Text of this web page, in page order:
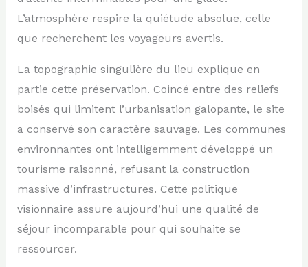
L’atmosphère respire la quiétude absolue, celle
que recherchent les voyageurs avertis.
La topographie singulière du lieu explique en
partie cette préservation. Coincé entre des reliefs
boisés qui limitent l’urbanisation galopante, le site
a conservé son caractère sauvage. Les communes
environnantes ont intelligemment développé un
tourisme raisonné, refusant la construction
massive d’infrastructures. Cette politique
visionnaire assure aujourd’hui une qualité de
séjour incomparable pour qui souhaite se
ressourcer.